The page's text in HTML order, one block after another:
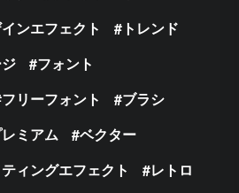
ンエフェクト
トレンド
フォント
フリーフォント
ブラシ
ミアム
ベクター
ィングエフェクト
レトロ